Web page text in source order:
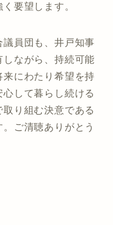
要望します。
員団も、井戸知事
ながら、持続可能
にわたり希望を持
して暮らし続ける
り組む決意である
ご清聴ありがとう